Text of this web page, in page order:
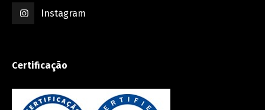
Instagram
Certificação